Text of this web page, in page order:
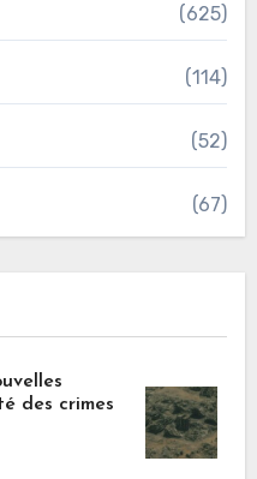
(625)
(114)
(52)
(67)
des crimes